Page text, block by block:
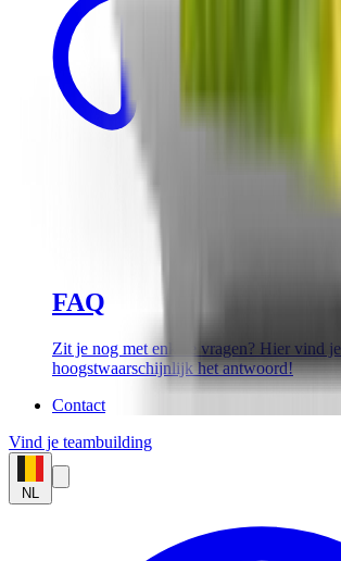
FAQ
Zit je nog met enkele vragen? Hier vind je
hoogstwaarschijnlijk het antwoord!
Contact
Vind je teambuilding
NL